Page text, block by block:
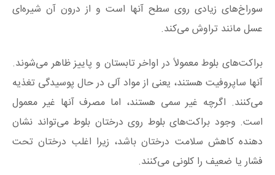
سوراخ‌های زیادی روی سطح آنها است و از درون آن شیره‌ای
عسل مانند تراوش می‌کند.
براکت‌های بلوط معمولاً در اواخر تابستان و پاییز ظاهر می‌شوند.
آنها ساپروفیت هستند، یعنی از مواد آلی در حال پوسیدگی تغذیه
می‌کنند. اگرچه غیر سمی هستند، اما مصرف آنها غیر معمول
است. وجود براکت‌های بلوط روی درختان بلوط می‌تواند نشان
دهنده کاهش سلامت درختان باشد، زیرا اغلب درختان تحت
فشار یا ضعیف را کلونی می‌کنند.